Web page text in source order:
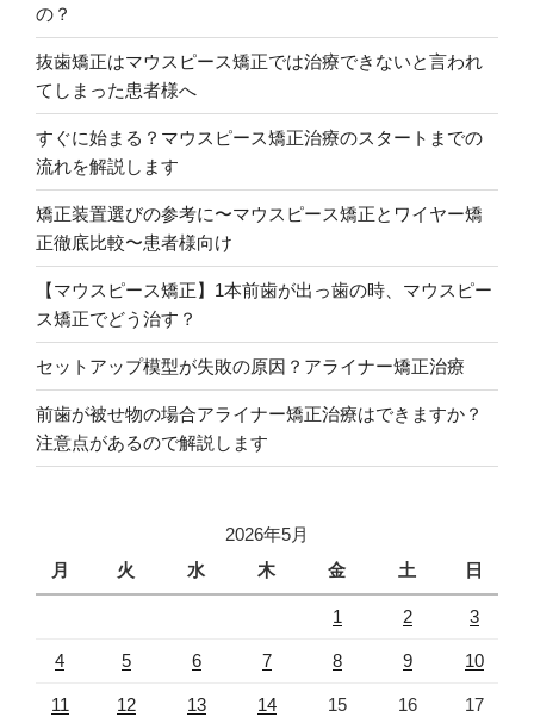
の？
抜歯矯正はマウスピース矯正では治療できないと言われ
てしまった患者様へ
すぐに始まる？マウスピース矯正治療のスタートまでの
流れを解説します
矯正装置選びの参考に〜マウスピース矯正とワイヤー矯
正徹底比較〜患者様向け
【マウスピース矯正】1本前歯が出っ歯の時、マウスピー
ス矯正でどう治す？
セットアップ模型が失敗の原因？アライナー矯正治療
前歯が被せ物の場合アライナー矯正治療はできますか？
注意点があるので解説します
2026年5月
月
火 水 木 金 土 日
1 2 3
4 5 6 7 8 9 10
11 12 13 14 15 16 17